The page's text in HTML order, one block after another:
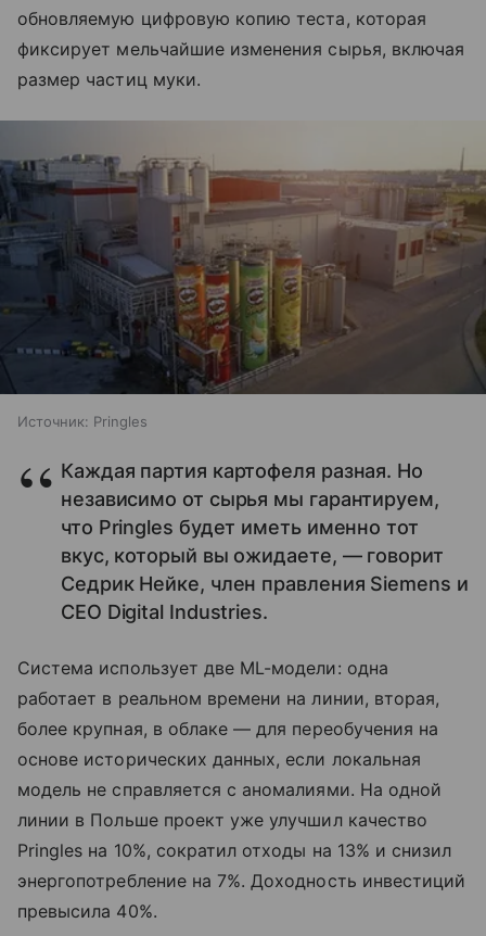
обновляемую цифровую копию теста, которая
фиксирует мельчайшие изменения сырья, включая
размер частиц муки.
Источник: Pringles
Каждая партия картофеля разная. Но
независимо от сырья мы гарантируем,
что Pringles будет иметь именно тот
вкус, который вы ожидаете, — говорит
Седрик Нейке, член правления Siemens и
CEO Digital Industries.
Система использует две ML-модели: одна
работает в реальном времени на линии, вторая,
более крупная, в облаке — для переобучения на
основе исторических данных, если локальная
модель не справляется с аномалиями. На одной
линии в Польше проект уже улучшил качество
Pringles на 10%, сократил отходы на 13% и снизил
энергопотребление на 7%. Доходность инвестиций
превысила 40%.